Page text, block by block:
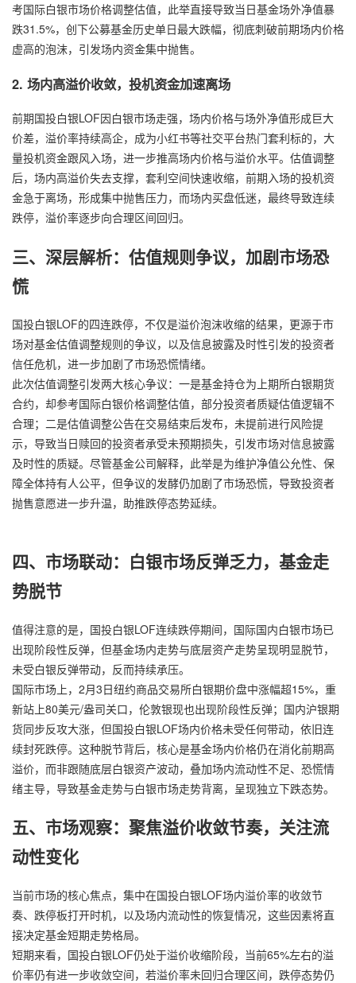
考国际白银市场价格调整估值，此举直接导致当日基金场外净值暴
跌31.5%，创下公募基金历史单日最大跌幅，彻底刺破前期场内价格
虚高的泡沫，引发场内资金集中抛售。
2. 场内高溢价收敛，投机资金加速离场
前期国投白银LOF因白银市场走强，场内价格与场外净值形成巨大
价差，溢价率持续高企，成为小红书等社交平台热门套利标的，大
量投机资金跟风入场，进一步推高场内价格与溢价水平。估值调整
后，场内高溢价失去支撑，套利空间快速收缩，前期入场的投机资
金急于离场，形成集中抛售压力，而场内买盘低迷，最终导致连续
跌停，溢价率逐步向合理区间回归。
三、深层解析：估值规则争议，加剧市场恐
慌
国投白银LOF的四连跌停，不仅是溢价泡沫收缩的结果，更源于市
场对基金估值调整规则的争议，以及信息披露及时性引发的投资者
信任危机，进一步加剧了市场恐慌情绪。
此次估值调整引发两大核心争议：一是基金持仓为上期所白银期货
合约，却参考国际白银价格调整估值，部分投资者质疑估值逻辑不
合理；二是估值调整公告在交易结束后发布，未提前进行风险提
示，导致当日赎回的投资者承受未预期损失，引发市场对信息披露
及时性的质疑。尽管基金公司解释，此举是为维护净值公允性、保
障全体持有人公平，但争议的发酵仍加剧了市场恐慌，导致投资者
抛售意愿进一步升温，助推跌停态势延续。
四、市场联动：白银市场反弹乏力，基金走
势脱节
值得注意的是，国投白银LOF连续跌停期间，国际国内白银市场已
出现阶段性反弹，但基金场内走势与底层资产走势呈现明显脱节，
未受白银反弹带动，反而持续承压。
国际市场上，2月3日纽约商品交易所白银期价盘中涨幅超15%，重
新站上80美元/盎司关口，伦敦银现也出现阶段性反弹；国内沪银期
货同步反攻大涨，但国投白银LOF场内价格未受任何带动，依旧连
续封死跌停。这种脱节背后，核心是基金场内价格仍在消化前期高
溢价，而非跟随底层白银资产波动，叠加场内流动性不足、恐慌情
绪主导，导致基金走势与白银市场走势背离，呈现独立下跌态势。
五、市场观察：聚焦溢价收敛节奏，关注流
动性变化
当前市场的核心焦点，集中在国投白银LOF场内溢价率的收敛节
奏、跌停板打开时机，以及场内流动性的恢复情况，这些因素将直
接决定基金短期走势格局。
短期来看，国投白银LOF仍处于溢价收缩阶段，当前65%左右的溢
价率仍有进一步收敛空间，若溢价率未回归合理区间，跌停态势仍